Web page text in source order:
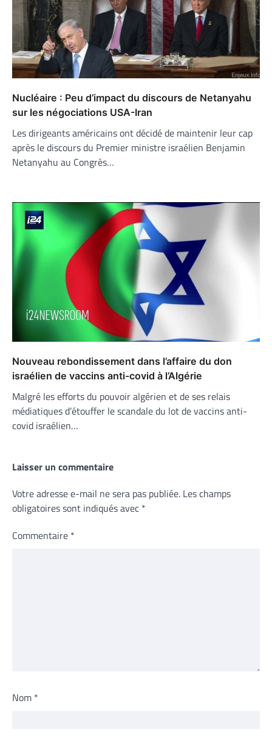
Nucléaire : Peu d’impact du discours de Netanyahu
sur les négociations USA-Iran
Les dirigeants américains ont décidé de maintenir leur cap
après le discours du Premier ministre israélien Benjamin
Netanyahu au Congrès…
Nouveau rebondissement dans l’affaire du don
israélien de vaccins anti-covid à l’Algérie
Malgré les efforts du pouvoir algérien et de ses relais
médiatiques d’étouffer le scandale du lot de vaccins anti-
covid israélien…
Laisser un commentaire
Votre adresse e-mail ne sera pas publiée. Les champs
obligatoires sont indiqués avec *
Commentaire *
Nom *